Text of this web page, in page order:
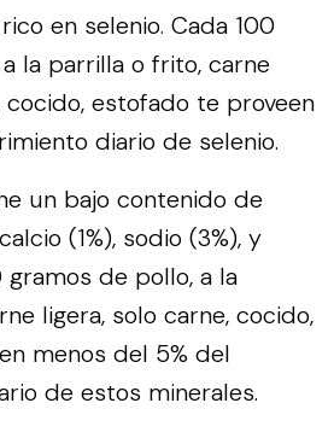
en selenio. Cada 100
la parrilla o frito, carne
cocido, estofado te proveen
diario de selenio.
un bajo contenido de
(1%), sodio (3%), y
gramos de pollo, a la
ligera, solo carne, cocido,
menos del 5% del
de estos minerales.